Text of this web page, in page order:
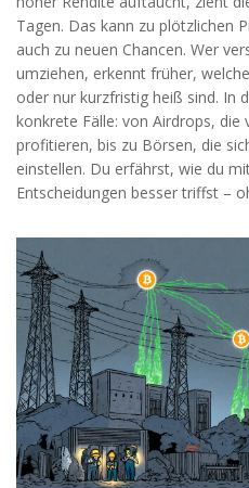
Tagen. Das kann zu plötzlichen
auch zu neuen Chancen. Wer
umziehen, erkennt früher,
oder nur kurzfristig heiß sind. In
konkrete Fälle: von Airdrops, die
profitieren, bis zu Börsen, die
einstellen. Du erfährst, wie du
Entscheidungen besser triffst –